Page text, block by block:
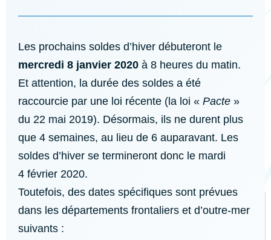
Les prochains soldes d’hiver débuteront le
mercredi 8 janvier 2020 à 8 heures du matin.
Et attention, la durée des soldes a été
raccourcie par une loi récente (la loi « Pacte »
du 22 mai 2019). Désormais, ils ne durent plus
que 4 semaines, au lieu de 6 auparavant. Les
soldes d’hiver se termineront donc le mardi
4 février 2020.
Toutefois, des dates spécifiques sont prévues
dans les départements frontaliers et d’outre-mer
suivants :